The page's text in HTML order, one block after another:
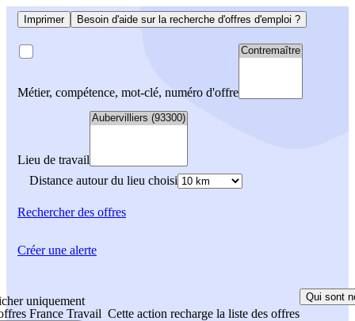
Imprimer Besoin d'aide sur la recherche d'offres d'emploi ?
Métier, compétence, mot-clé, numéro d'offre
Lieu de travail
Distance autour du lieu choisi
Rechercherdes offres
uniquement
France Travail Cette action recharge la liste des offres
Qui sont
Créer une alerte